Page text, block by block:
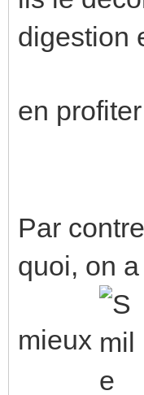
digestion
en
Par
quoi, on
mieux